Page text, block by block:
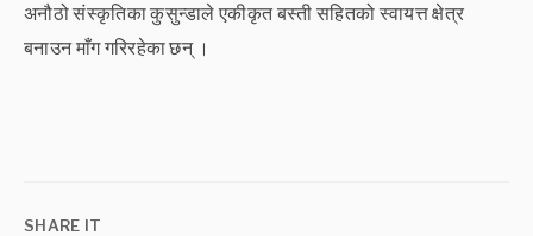
अनौठो संस्कृतिका कुसुन्डाले एकीकृत बस्ती सहितको स्वायत्त क्षेत्र
बनाउन माँग गरिरहेका छन् ।
SHARE IT